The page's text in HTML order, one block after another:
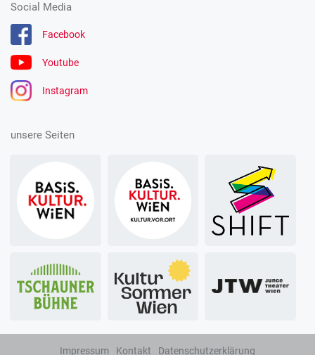
Social Media
Facebook
Youtube
Instagram
unsere Seiten
Impressum Kontakt Datenschutzerklärung